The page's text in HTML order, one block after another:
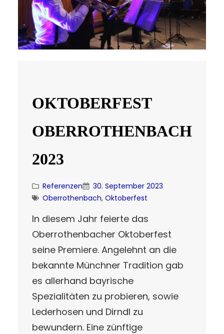
OKTOBERFEST
OBERROTHENBACH
2023
Referenzen
30. September 2023
Oberrothenbach, Oktoberfest
In diesem Jahr feierte das
Oberrothenbacher Oktoberfest
seine Premiere. Angelehnt an die
bekannte Münchner Tradition gab
es allerhand bayrische
Spezialitäten zu probieren, sowie
Lederhosen und Dirndl zu
bewundern. Eine zünftige